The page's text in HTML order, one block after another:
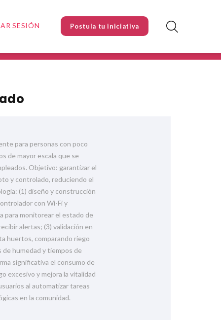
SESIÓN Postula tu iniciativa
para personas con poco
de mayor escala que se
Objetivo: garantizar el
y controlado, reduciendo el
(1) diseño y construcción
con Wi-Fi y
para monitorear el estado de
alertas; (3) validación en
huertos, comparando riego
humedad y tiempos de
significativa el consumo de
excesivo y mejora la vitalidad
al automatizar tareas
en la comunidad.